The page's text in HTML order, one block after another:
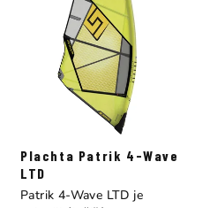
Plachta Patrik 4-Wave
LTD
Patrik 4-Wave LTD je